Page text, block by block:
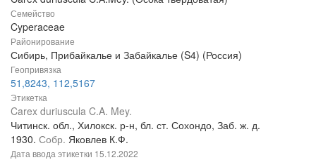
Семейство
Cyperaceae
Районирование
Сибирь, Прибайкалье и Забайкалье (S4) (Россия)
Геопривязка
51,8243, 112,5167
Этикетка
Carex duriuscula C.A. Mey.
Читинск. обл., Хилокск. р-н, бл. ст. Сохондо, Заб. ж. д.
1930. Собр. Яковлев К.Ф.
Дата ввода этикетки 15.12.2022